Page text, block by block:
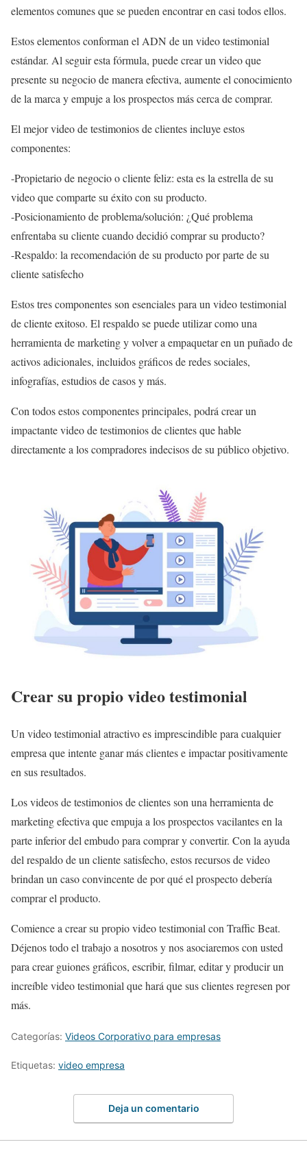
elementos comunes que se pueden encontrar en casi todos ellos.
Estos elementos conforman el ADN de un video testimonial
estándar. Al seguir esta fórmula, puede crear un video que
presente su negocio de manera efectiva, aumente el conocimiento
de la marca y empuje a los prospectos más cerca de comprar.
El mejor video de testimonios de clientes incluye estos
componentes:
-Propietario de negocio o cliente feliz: esta es la estrella de su
video que comparte su éxito con su producto.
-Posicionamiento de problema/solución: ¿Qué problema
enfrentaba su cliente cuando decidió comprar su producto?
-Respaldo: la recomendación de su producto por parte de su
cliente satisfecho
Estos tres componentes son esenciales para un video testimonial
de cliente exitoso. El respaldo se puede utilizar como una
herramienta de marketing y volver a empaquetar en un puñado de
activos adicionales, incluidos gráficos de redes sociales,
infografías, estudios de casos y más.
Con todos estos componentes principales, podrá crear un
impactante video de testimonios de clientes que hable
directamente a los compradores indecisos de su público objetivo.
Crear su propio video testimonial
Un video testimonial atractivo es imprescindible para cualquier
empresa que intente ganar más clientes e impactar positivamente
en sus resultados.
Los videos de testimonios de clientes son una herramienta de
marketing efectiva que empuja a los prospectos vacilantes en la
parte inferior del embudo para comprar y convertir. Con la ayuda
del respaldo de un cliente satisfecho, estos recursos de video
brindan un caso convincente de por qué el prospecto debería
comprar el producto.
Comience a crear su propio video testimonial con Traffic Beat.
Déjenos todo el trabajo a nosotros y nos asociaremos con usted
para crear guiones gráficos, escribir, filmar, editar y producir un
increíble video testimonial que hará que sus clientes regresen por
más.
Categorías: Videos Corporativo para empresas
Etiquetas: video empresa
Deja un comentario